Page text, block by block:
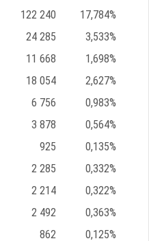
122 240
17,784%
24 285
3,533%
11 668
1,698%
18 054
2,627%
6 756
0,983%
3 878
0,564%
925
0,135%
2 285
0,332%
2 214
0,322%
2 492
0,363%
862 0,125%